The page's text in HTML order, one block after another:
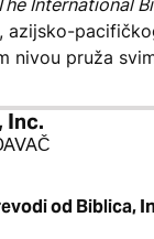
International
azijsko-
nivou pruža
Inc.
od Biblica,